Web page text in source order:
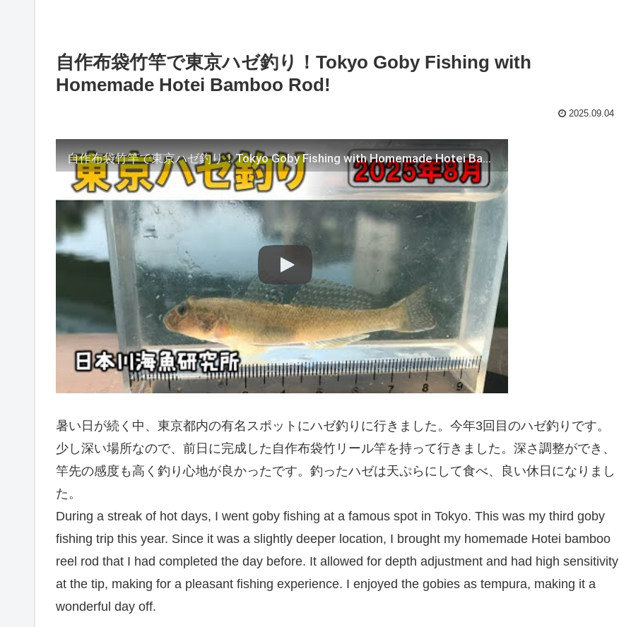
自作布袋竹竿で東京ハゼ釣り！Tokyo Goby Fishing with
Homemade Hotei Bamboo Rod!
2025.09.04
自作布袋竹竿で東京ハゼ釣り！Tokyo Goby Fishing with Homemade Hotei Bamboo Rod!
暑い日が続く中、東京都内の有名スポットにハゼ釣りに行きました。今年3回目のハゼ釣りです。
少し深い場所なので、前日に完成した自作布袋竹リール竿を持って行きました。深さ調整ができ、
竿先の感度も高く釣り心地が良かったです。釣ったハゼは天ぷらにして食べ、良い休日になりまし
た。
During a streak of hot days, I went goby fishing at a famous spot in Tokyo. This was my third goby
fishing trip this year. Since it was a slightly deeper location, I brought my homemade Hotei bamboo
reel rod that I had completed the day before. It allowed for depth adjustment and had high sensitivity
at the tip, making for a pleasant fishing experience. I enjoyed the gobies as tempura, making it a
wonderful day off.